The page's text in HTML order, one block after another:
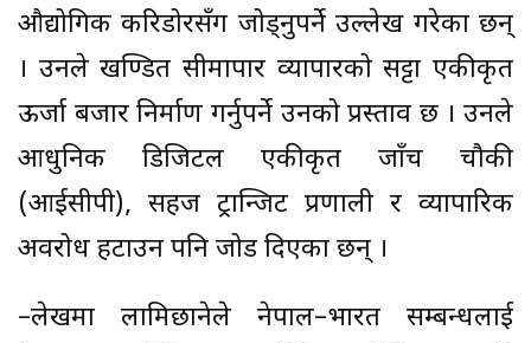
औद्योगिक करिडोरसँग जोड्नुपर्ने उल्लेख गरेका छन्
। उनले खण्डित सीमापार व्यापारको सट्टा एकीकृत
ऊर्जा बजार निर्माण गर्नुपर्ने उनको प्रस्ताव छ । उनले
आधुनिक डिजिटल एकीकृत जाँच चौकी
(आईसीपी), सहज ट्रान्जिट प्रणाली र व्यापारिक
अवरोध हटाउन पनि जोड दिएका छन् ।
–लेखमा लामिछानेले नेपाल–भारत सम्बन्धलाई